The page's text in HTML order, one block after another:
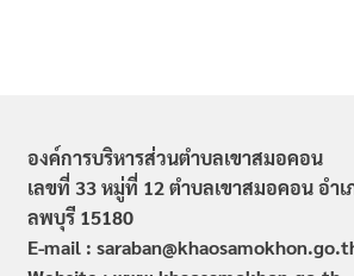
องค์การบริหารส่วนตำบลเขาสมอคอน
เลขที่ 33 หมู่ที่ 12 ตำบลเขาสมอคอน อำเ
ลพบุรี 15180
E-mail :